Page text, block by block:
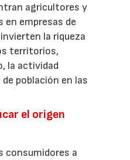
agricultores y
en empresas de
la riqueza
territorios,
la actividad
población en las
el origen
consumidores a